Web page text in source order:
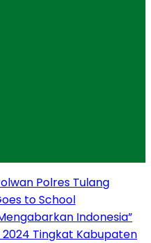
Polres Tulang
to School
Indonesia”
Tingkat Kabupaten